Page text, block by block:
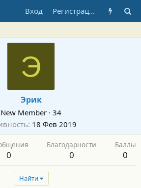
Вход Регистрация
Э
Эрик
New Member · 34
18 Фев 2019
0
Благодарности
0
Баллы
0
Найти